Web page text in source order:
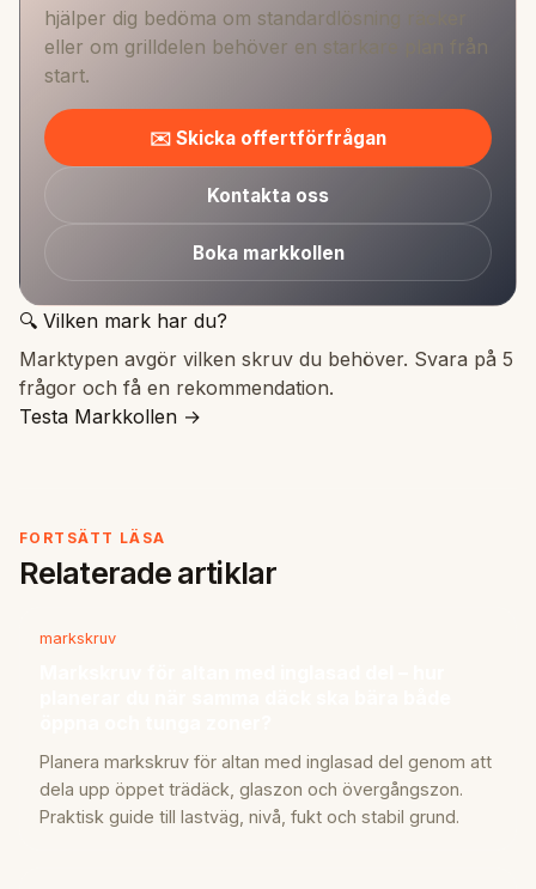
hjälper dig bedöma om standardlösning räcker
eller om grilldelen behöver en starkare plan från
start.
✉️ Skicka offertförfrågan
Kontakta oss
Boka markkollen
🔍 Vilken mark har du?
Marktypen avgör vilken skruv du behöver. Svara på 5
frågor och få en rekommendation.
Testa Markkollen →
FORTSÄTT LÄSA
Relaterade artiklar
markskruv
Planera markskruv för altan med inglasad del genom att
dela upp öppet trädäck, glaszon och övergångszon.
Praktisk guide till lastväg, nivå, fukt och stabil grund.